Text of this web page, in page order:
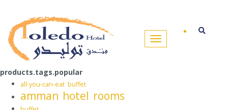
products.tags.popular
all-you-can-eat buffet
amman hotel rooms